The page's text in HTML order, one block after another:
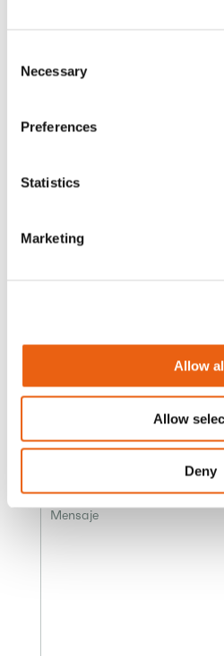
Selection
Necessary
Preferences
Statistics
Marketing
Allow
Allow
Deny
Correo electrónico
Mantenimiento
Construcción (obra
civil y/o eléctrica
técnica)